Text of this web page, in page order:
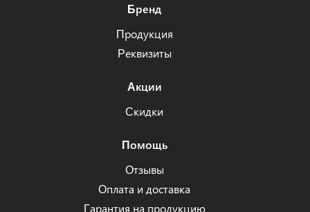
Бренд
Продукция
Реквизиты
Акции
Скидки
Помощь
Отзывы
Оплата и доставка
Гарантия на продукцию